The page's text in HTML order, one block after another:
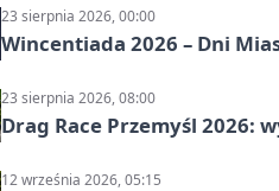
23 sierpnia 2026, 00:00
Wincentiada 2026 – Dni
23 sierpnia 2026, 08:00
Drag Race Przemyśl 2026:
12 września 2026, 05:15